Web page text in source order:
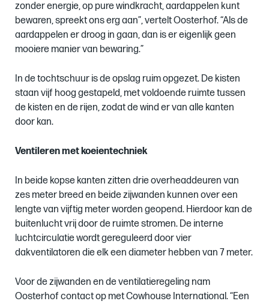
zonder energie, op pure windkracht, aardappelen kunt
bewaren, spreekt ons erg aan”, vertelt Oosterhof. “Als de
aardappelen er droog in gaan, dan is er eigenlijk geen
mooiere manier van bewaring.”
In de tochtschuur is de opslag ruim opgezet. De kisten
staan vijf hoog gestapeld, met voldoende ruimte tussen
de kisten en de rijen, zodat de wind er van alle kanten
door kan.
Ventileren met koeientechniek
In beide kopse kanten zitten drie overheaddeuren van
zes meter breed en beide zijwanden kunnen over een
lengte van vijftig meter worden geopend. Hierdoor kan de
buitenlucht vrij door de ruimte stromen. De interne
luchtcirculatie wordt gereguleerd door vier
dakventilatoren die elk een diameter hebben van 7 meter.
Voor de zijwanden en de ventilatieregeling nam
Oosterhof contact op met Cowhouse International. “Een